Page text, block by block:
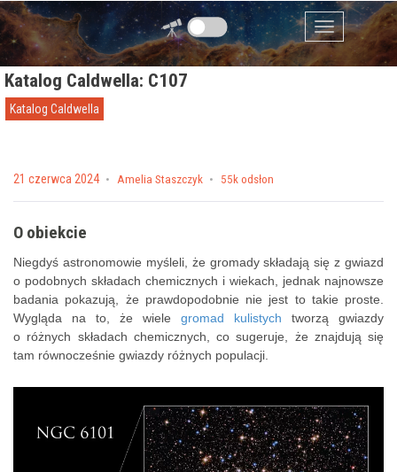
Przejdź do zawartości
Menu
Katalog Caldwella: C107
Katalog Caldwella
Posted on
21 czerwca 2024 by Amelia Staszczyk 55k odsłon
O obiekcie
Niegdyś astronomowie myśleli, że gromady składają się z gwiazd
o podobnych składach chemicznych i wiekach, jednak najnowsze
badania pokazują, że prawdopodobnie nie jest to takie proste.
Wygląda na to, że wiele gromad kulistych tworzą gwiazdy
o różnych składach chemicznych, co sugeruje, że znajdują się
tam równocześnie gwiazdy różnych populacji.